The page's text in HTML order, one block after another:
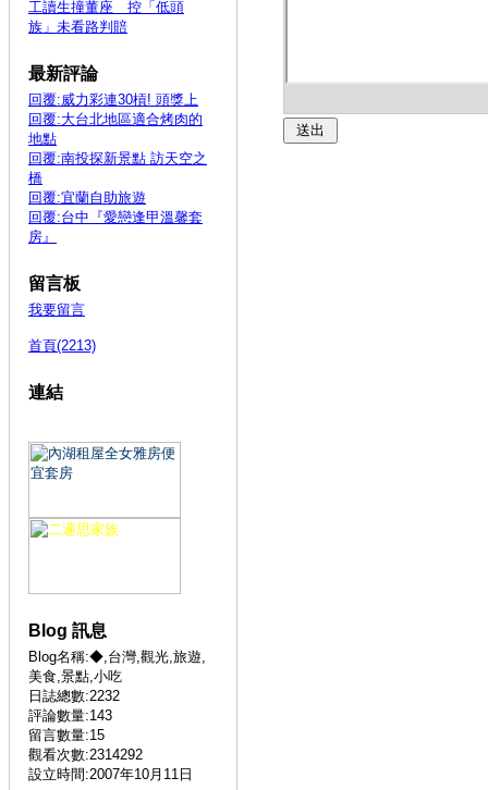
工讀生撞董座 控「低頭
族」未看路判賠
最新評論
回覆:威力彩連30槓! 頭獎上
回覆:大台北地區適合烤肉的
地點
回覆:南投探新景點 訪天空之
橋
回覆:宜蘭自助旅遊
回覆:台中『愛戀逢甲溫馨套
房』
留言板
我要留言
首頁(2213)
連結
Blog 訊息
Blog名稱:◆,台灣,觀光,旅遊,
美食,景點,小吃
日誌總數:2232
評論數量:143
留言數量:15
觀看次數:2314292
設立時間:2007年10月11日